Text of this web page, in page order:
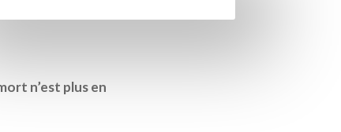
n’est plus en